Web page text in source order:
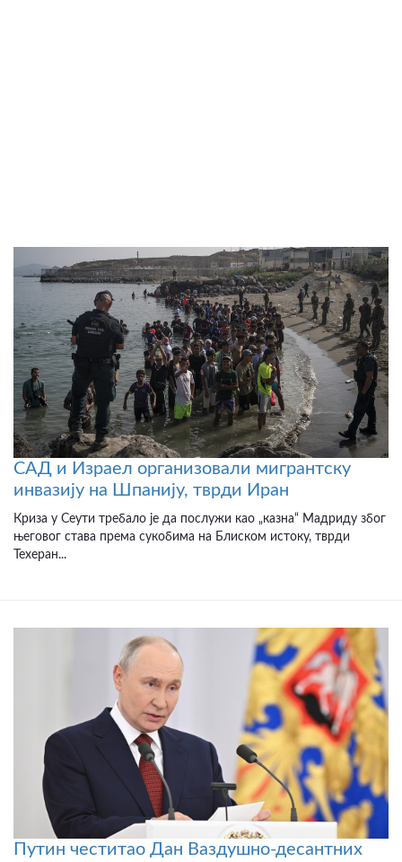
САД и Израел организовали мигрантску
инвазију на Шпанију, тврди Иран
Криза у Сеути требало је да послужи као „казна“ Мадриду због
његовог става према сукобима на Блиском истоку, тврди
Техеран...
Путин честитао Дан Ваздушно-десантних